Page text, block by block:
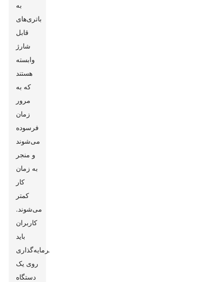
به
باتری‌های
قابل
شارژ
وابسته
هستند
که به
مرور
زمان
فرسوده
می‌شوند
و منجر
به زمان
کار
کمتر
می‌شوند.
کاربران
باید
سرمایه‌گذاری
روی یک
دستگاه